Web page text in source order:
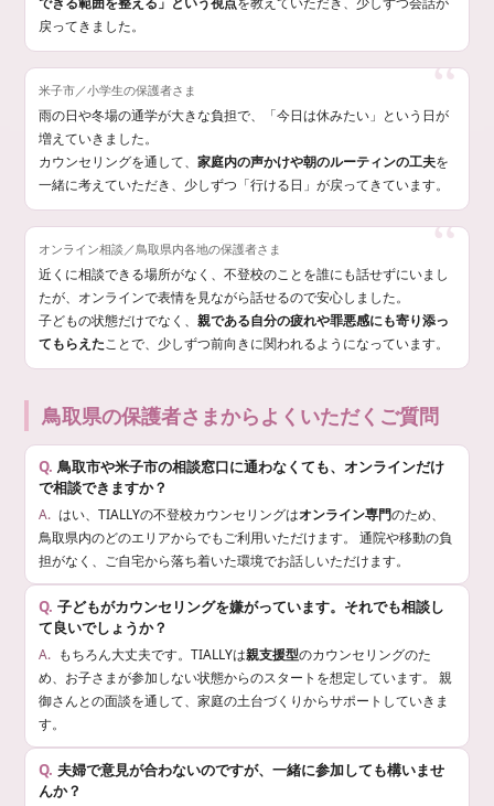
戻ってきました。
米子市／小学生の保護者さま
雨の日や冬場の通学が大きな負担で、「今日は休みたい」という日が
増えていきました。
カウンセリングを通して、家庭内の声かけや朝のルーティンの工夫を
一緒に考えていただき、少しずつ「行ける日」が戻ってきています。
オンライン相談／鳥取県内各地の保護者さま
近くに相談できる場所がなく、不登校のことを誰にも話せずにいまし
たが、オンラインで表情を見ながら話せるので安心しました。
子どもの状態だけでなく、親である自分の疲れや罪悪感にも寄り添っ
てもらえたことで、少しずつ前向きに関われるようになっています。
鳥取県の保護者さまからよくいただくご質問
鳥取市や米子市の相談窓口に通わなくても、オンラインだけ
で相談できますか？
はい、TIALLYの不登校カウンセリングはオンライン専門のため、
鳥取県内のどのエリアからでもご利用いただけます。 通院や移動の負
担がなく、ご自宅から落ち着いた環境でお話しいただけます。
子どもがカウンセリングを嫌がっています。それでも相談し
て良いでしょうか？
もちろん大丈夫です。TIALLYは親支援型のカウンセリングのた
め、お子さまが参加しない状態からのスタートを想定しています。 親
御さんとの面談を通して、家庭の土台づくりからサポートしていきま
す。
夫婦で意見が合わないのですが、一緒に参加しても構いませ
んか？